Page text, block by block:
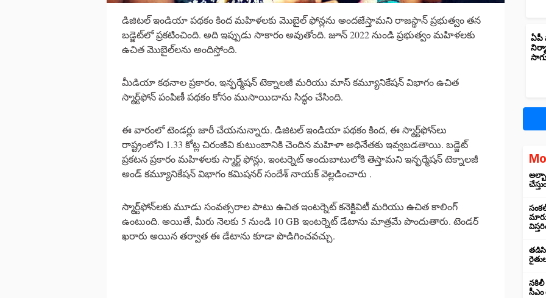
డిజిటల్ ఇండియా పథకం కింద మహిళలకు మొబైల్ ఫోన్లను అందజేస్తామని రాజస్థాన్ ప్రభుత్వం తన
బడ్జెట్‌లో ప్రకటించింది. అది ఇప్పుడు సాకారం అవుతోంది. జూన్ 2022 నుండి ప్రభుత్వం మహిళలకు
ఉచిత మొబైల్‌లను అందిస్తోంది.
మీడియా కథనాల ప్రకారం, ఇన్ఫర్మేషన్ టెక్నాలజీ మరియు మాస్ కమ్యూనికేషన్ విభాగం ఉచిత
స్మార్ట్‌ఫోన్ పంపిణీ పథకం కోసం ముసాయిదాను సిద్ధం చేసింది.
ఈ వారంలో టెండర్లు జారీ చేయనున్నారు. డిజిటల్ ఇండియా పథకం కింద, ఈ స్మార్ట్‌ఫోన్‌లు
రాష్ట్రంలోని 1.33 కోట్ల చిరంజీవి కుటుంబానికి చెందిన మహిళా అధినేతకు ఇవ్వబడతాయి. బడ్జెట్
ప్రకటన ప్రకారం మహిళలకు స్మార్ట్ ఫోన్లు, ఇంటర్నెట్ అందుబాటులోకి తెస్తామని ఇన్ఫర్మేషన్ టెక్నాలజీ
అండ్ కమ్యూనికేషన్ విభాగం కమిషనర్ సందేశ్ నాయక్ వెల్లడించారు .
స్మార్ట్‌ఫోన్‌లకు మూడు సంవత్సరాల పాటు ఉచిత ఇంటర్నెట్ కనెక్టివిటీ మరియు ఉచిత కాలింగ్
ఉంటుంది. అయితే, మీరు నెలకు 5 నుండి 10 GB ఇంటర్నెట్ డేటాను మాత్రమే పొందుతారు. టెండర్
ఖరారు అయిన తర్వాత ఈ డేటాను కూడా పొడిగించవచ్చు.
ఏపీ
నకిలీ
సీఎం